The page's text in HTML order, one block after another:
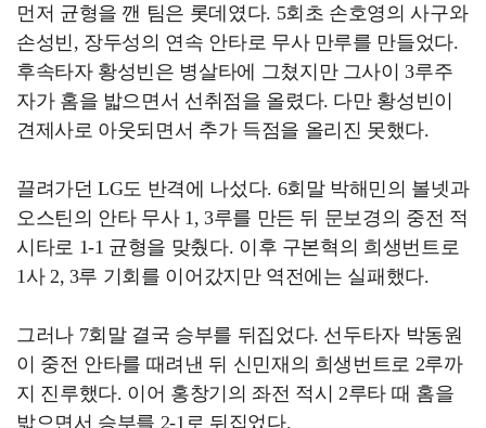
먼저 균형을 깬 팀은 롯데였다. 5회초 손호영의 사구와
손성빈, 장두성의 연속 안타로 무사 만루를 만들었다.
후속타자 황성빈은 병살타에 그쳤지만 그사이 3루주
자가 홈을 밟으면서 선취점을 올렸다. 다만 황성빈이
견제사로 아웃되면서 추가 득점을 올리진 못했다.
끌려가던 LG도 반격에 나섰다. 6회말 박해민의 볼넷과
오스틴의 안타 무사 1, 3루를 만든 뒤 문보경의 중전 적
시타로 1-1 균형을 맞췄다. 이후 구본혁의 희생번트로
1사 2, 3루 기회를 이어갔지만 역전에는 실패했다.
그러나 7회말 결국 승부를 뒤집었다. 선두타자 박동원
이 중전 안타를 때려낸 뒤 신민재의 희생번트로 2루까
지 진루했다. 이어 홍창기의 좌전 적시 2루타 때 홈을
밟으면서 승부를 2-1로 뒤집었다.